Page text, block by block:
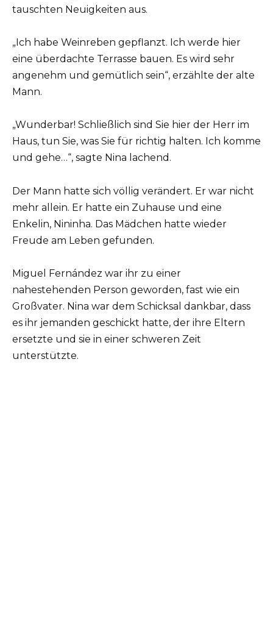
tauschten Neuigkeiten aus.
„Ich habe Weinreben gepflanzt. Ich werde hier
eine überdachte Terrasse bauen. Es wird sehr
angenehm und gemütlich sein“, erzählte der alte
Mann.
„Wunderbar! Schließlich sind Sie hier der Herr im
Haus, tun Sie, was Sie für richtig halten. Ich komme
und gehe…“, sagte Nina lachend.
Der Mann hatte sich völlig verändert. Er war nicht
mehr allein. Er hatte ein Zuhause und eine
Enkelin, Nininha. Das Mädchen hatte wieder
Freude am Leben gefunden.
Miguel Fernández war ihr zu einer
nahestehenden Person geworden, fast wie ein
Großvater. Nina war dem Schicksal dankbar, dass
es ihr jemanden geschickt hatte, der ihre Eltern
ersetzte und sie in einer schweren Zeit
unterstützte.